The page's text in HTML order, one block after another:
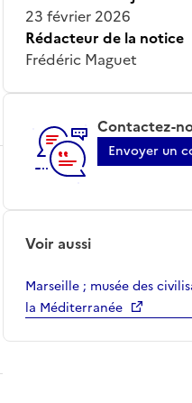
23 février 2026
Rédacteur de la notice
Frédéric Maguet
Contactez-
Envoyer un
Voir aussi
Marseille ; musée des
la Méditerranée